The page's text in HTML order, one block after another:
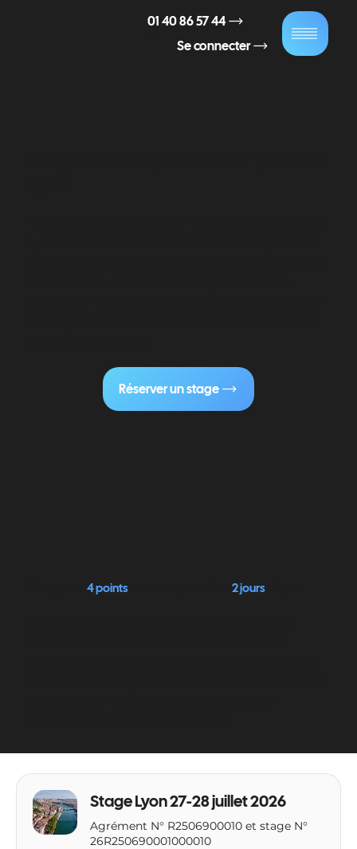
01 40 86 57 44
Se connecter
Réserver un stage
Récupérez4 points sur votre permis en2 jours
Stage Lyon 27-28 juillet 2026
Agrément N° R2506900010 et stage N°
26R250690001000010